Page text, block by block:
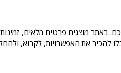
באתר מוצגים פרטים מלאים,
להכיר את האפשרויות, לקרוא,